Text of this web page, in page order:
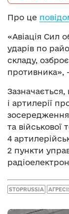
Про це
«Авіація Сил
ударів по
складу,
противника»,
і артилерії
зосередження
та військової
4
2 пункти
STOPRUSSIA